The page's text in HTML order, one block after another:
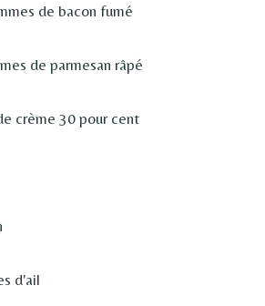
de bacon fumé
de parmesan râpé
crème 30 pour cent
d'ail